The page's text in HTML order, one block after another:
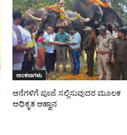
ಅಂಕಣಗಳು
ಆನೆಗಳಿಗೆ ಪೂಜೆ ಸಲ್ಲಿಸುವುದರ ಮೂಲಕ
ಅಧಿಕೃತ ಆಹ್ವಾನ